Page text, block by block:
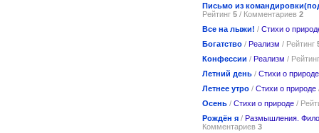
Письмо из
Рейтинг 5 / Комментариев 2
Все на лыжи! / Стихи о
Богатство / Реализм / Рейтинг
Конфессии / Реализм /
Летний день / Стихи о природе
Летнее утро / Стихи о природе
Осень / Стихи о природе /
Рождён я / Размышления.
Комментариев 3